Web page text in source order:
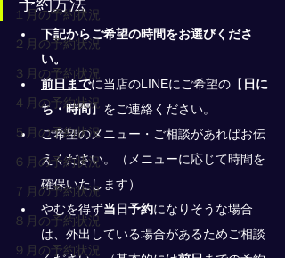
１月の予約状況
２月の予約状況
３月の予約状況
４月の予約状況
５月の予約状況
６月の予約状況
７月の予約状況
８月の予約状況
９月の予約状況
予約方法
下記からご希望の時間をお選びくださ
い。
前日までに当店のLINEにご希望の 【 日に
ち・時間】 をご連絡ください。
ご希望のメニュー・ご相談があればお伝
えください。（メニューに応じて時間を
確保いたします）
やむを得ず当日予約になりそうな場合
は、外出している場合があるためご相談